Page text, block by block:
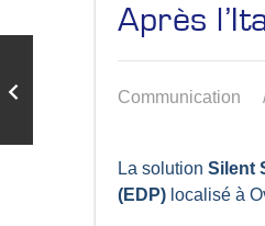
Après
Communication
La solution Silent
(EDP) localisé à